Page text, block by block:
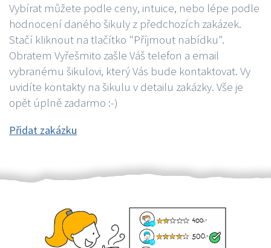
Vybírat můžete podle ceny, intuice, nebo lépe podle
hodnocení daného šikuly z předchozích zakázek.
Stačí kliknout na tlačítko "Příjmout nabídku".
Obratem Vyřešmito zašle Váš telefon a email
vybranému šikulovi, který Vás bude kontaktovat. Vy
uvidíte kontakty na šikulu v detailu zakázky. Vše je
opět úplně zadarmo :-)
Přidat zakázku